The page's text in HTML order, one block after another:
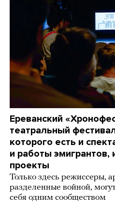
Ереванский
театральный
которого есть и
и работы эмигрантов,
проекты
Только здесь режиссеры,
разделенные войной,
себя одним сообществом